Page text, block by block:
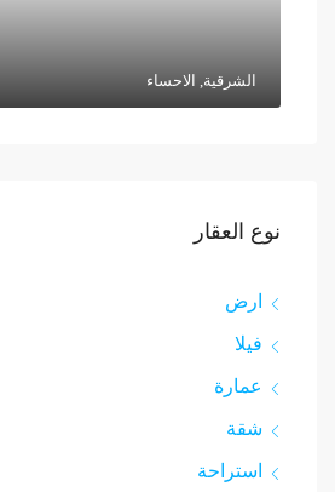
الشرقية, الاحساء
نوع العقار
ارض
فيلا
عمارة
شقة
استراحة